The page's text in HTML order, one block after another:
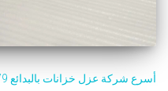
أسرع شركة عزل خزانات بالبدائع 0504666179